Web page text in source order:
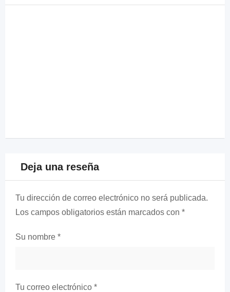
Deja una reseña
Tu dirección de correo electrónico no será publicada.
Los campos obligatorios están marcados con *
Su nombre *
Tu correo electrónico *